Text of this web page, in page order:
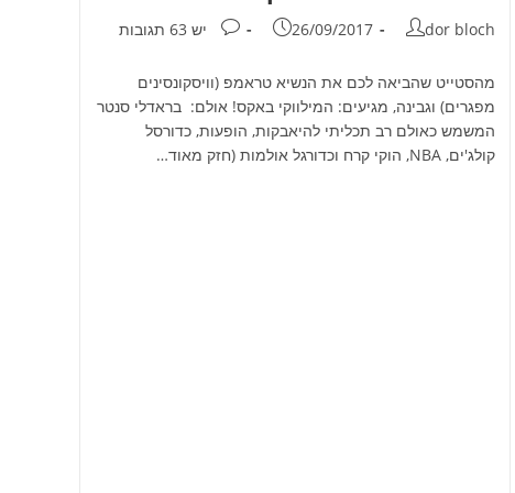
מחבר:
dor bloch פורסם:
26/09/2017 תגובות:
יש 63 תגובות
מהסטייט שהביאה לכם את הנשיא טראמפ (וויסקונסינים
מפגרים) וגבינה, מגיעים: המילווקי באקס! אולם: בראדלי סנטר
המשמש כאולם רב תכליתי להיאבקות, הופעות, כדורסל
קולג'ים, NBA, הוקי קרח וכדורגל אולמות (חזק מאוד…